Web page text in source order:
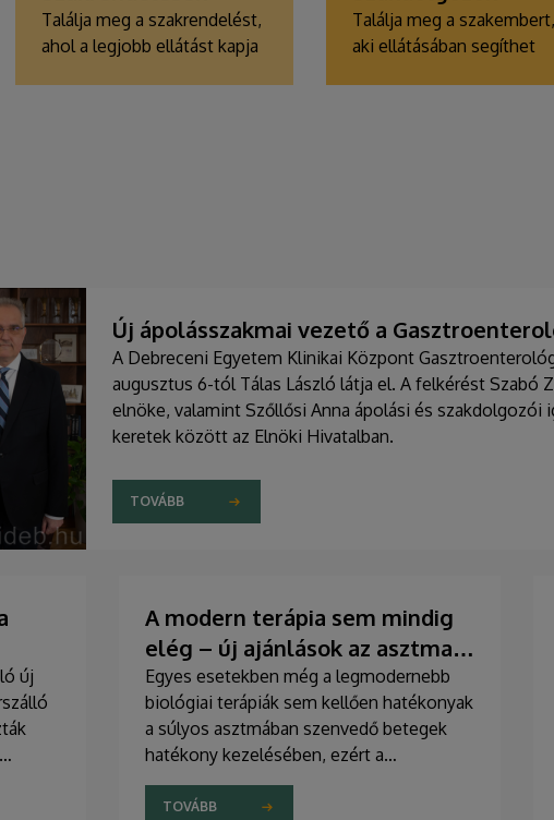
Találja meg a szakrendelést,
ahol a legjobb ellátást kapja
Találja meg a szakembert,
aki ellátásában segíthet
Új ápolásszakmai vezető a
A Debreceni Egyetem Klinikai Központ
augusztus 6-tól Tálas László látja el. A felkérést Szabó
elnöke, valamint Szőllősi Anna ápolási és szakdolgozói
keretek között az Elnöki Hivatalban.
TOVÁBB
új
új
A modern terápia sem mindig
elég – új ajánlások az asztma
kezelésében
Egyes esetekben még a legmodernebb
biológiai terápiák sem kellően hatékonyak
a súlyos asztmában szenvedő betegek
hatékony kezelésében, ezért a
szakemberek az új gyógyszerek
kifejlesztésére irányuló kutatások
TOVÁBB